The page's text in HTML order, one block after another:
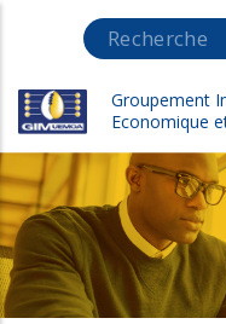
principal
Groupement
Economique